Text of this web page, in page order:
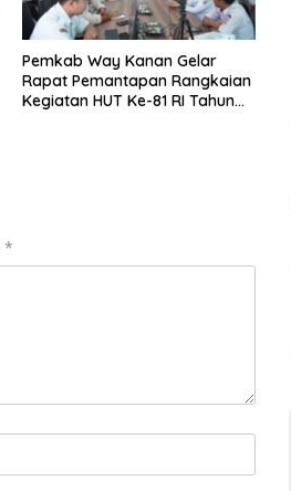
Pemkab Way Kanan Gelar
Rapat Pemantapan Rangkaian
Kegiatan HUT Ke-81 RI Tahun
*